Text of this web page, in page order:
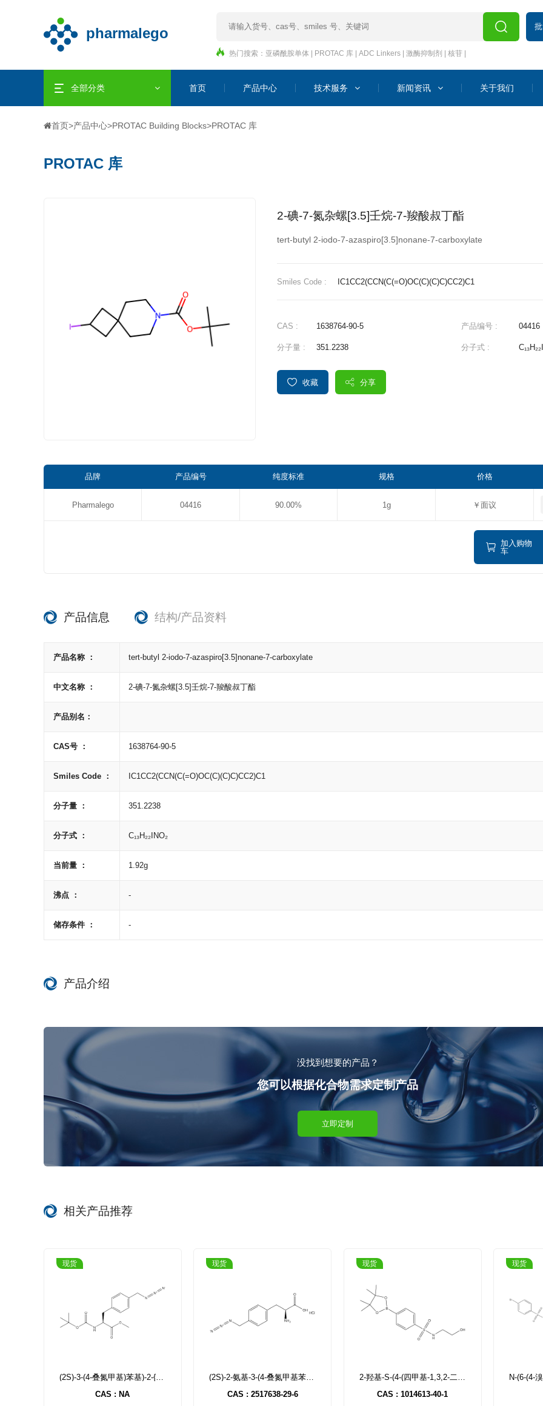
热门搜索： 亚磷酰胺单体 | PROTAC 库 | ADC Linkers | 激酶抑制剂 | 核苷 |
全部分类 首页 产品中心 技术服务 新闻资讯 关于我们
首页>产品中心>PROTAC Building Blocks>PROTAC 库
PROTAC 库
2-碘-7-氮杂螺[3.5]壬烷-7-羧酸叔丁酯
tert-butyl 2-iodo-7-azaspiro[3.5]nonane-7-carboxylate
Smiles Code : IC1CC2(CCN(C(=O)OC(C)(C)C)CC2)C1
CAS : 1638764-90-5 产品编号 : 04416
分子量 : 351.2238 分子式 :
收藏 分享
品牌 产品编号 纯度标准 规格 价格
Pharmalego 04416 90.00% 1g ￥面议
加入购物
车
产品信息 结构/产品资料
产品名称 ： tert-butyl 2-iodo-7-azaspiro[3.5]nonane-7-carboxylate
中文名称 ： 2-碘-7-氮杂螺[3.5]壬烷-7-羧酸叔丁酯
产品别名：
CAS号 ： 1638764-90-5
Smiles Code ： IC1CC2(CCN(C(=O)OC(C)(C)C)CC2)C1
分子量 ： 351.2238
分子式 ： C₁₃H₂₂INO₂
当前量 ： 1.92g
沸点 ： -
储存条件 ： -
产品介绍
没找到想要的产品？
您可以根据化合物需求定制产品
立即定制
相关产品推荐
现货
(2S)-3-(4-叠氮甲基)苯基)-2-{[(叔丁氧基)羰基]氨基}丙酸甲酯
CAS : NA
现货
(2S)-2-氨基-3-(4-叠氮甲基苯基)丙酸盐酸盐
CAS : 2517638-29-6
现货
2-羟基-S-(4-(四甲基-1,3,2-二氧杂硼烷-2-基)苯基)乙烷-1-磺酰胺
CAS : 1014613-40-1
现货